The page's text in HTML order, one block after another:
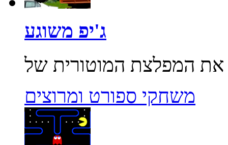
ג'יפ משוגע
משחקי ספורט ומרוצים